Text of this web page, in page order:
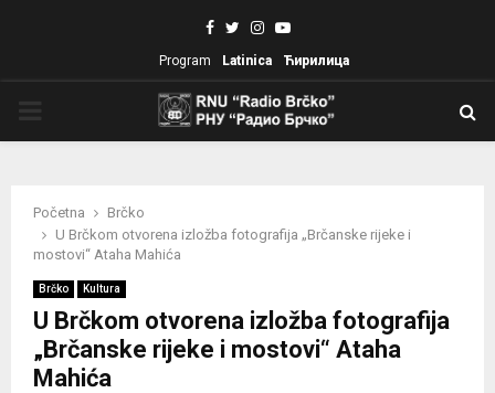
Facebook
TwitterInstagram
Youtube
Program Latinica Ћирилица
Početna
Brčko
U Brčkom otvorena izložba fotografija „Brčanske rijeke i
mostovi“ Ataha Mahića
Brčko Kultura
U Brčkom otvorena izložba fotografija
„Brčanske rijeke i mostovi“ Ataha
Mahića